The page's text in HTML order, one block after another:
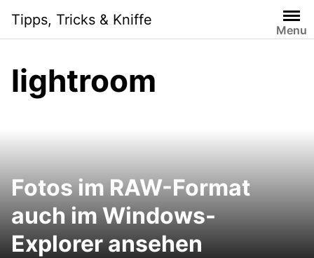
content
Tipps, Tricks & Kniffe
Menu
lightroom
Fotos im RAW-Format
auch im Windows-
Explorer ansehen